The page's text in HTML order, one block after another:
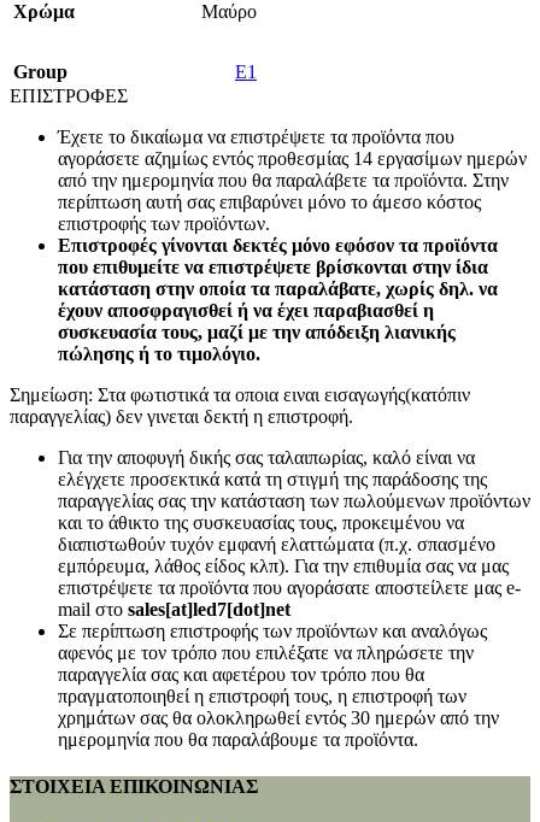
Χρώμα Μαύρο
Group
E1
ΕΠΙΣΤΡΟΦΕΣ
Έχετε το δικαίωμα να επιστρέψετε τα προϊόντα που
αγοράσετε αζημίως εντός προθεσμίας 14 εργασίμων ημερών
από την ημερομηνία που θα παραλάβετε τα προϊόντα. Στην
περίπτωση αυτή σας επιβαρύνει μόνο το άμεσο κόστος
επιστροφής των προϊόντων.
Επιστροφές γίνονται δεκτές μόνο εφόσον τα προϊόντα
που επιθυμείτε να επιστρέψετε βρίσκονται στην ίδια
κατάσταση στην οποία τα παραλάβατε, χωρίς δηλ. να
έχουν αποσφραγισθεί ή να έχει παραβιασθεί η
συσκευασία τους, μαζί με την απόδειξη λιανικής
πώλησης ή το τιμολόγιο.
Σημείωση: Στα φωτιστικά τα οποια ειναι εισαγωγής(κατόπιν
παραγγελίας) δεν γινεται δεκτή η επιστροφή.
Για την αποφυγή δικής σας ταλαιπωρίας, καλό είναι να
ελέγχετε προσεκτικά κατά τη στιγμή της παράδοσης της
παραγγελίας σας την κατάσταση των πωλούμενων προϊόντων
και το άθικτο της συσκευασίας τους, προκειμένου να
διαπιστωθούν τυχόν εμφανή ελαττώματα (π.χ. σπασμένο
εμπόρευμα, λάθος είδος κλπ). Για την επιθυμία σας να μας
επιστρέψετε τα προϊόντα που αγοράσατε αποστείλετε μας e-
mail στο sales[at]led7[dot]net
Σε περίπτωση επιστροφής των προϊόντων και αναλόγως
αφενός με τον τρόπο που επιλέξατε να πληρώσετε την
παραγγελία σας και αφετέρου τον τρόπο που θα
πραγματοποιηθεί η επιστροφή τους, η επιστροφή των
χρημάτων σας θα ολοκληρωθεί εντός 30 ημερών από την
ημερομηνία που θα παραλάβουμε τα προϊόντα.
ΣΤΟΙΧΕΙΑ ΕΠΙΚΟΙΝΩΝΙΑΣ